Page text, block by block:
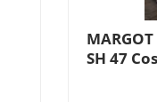
SH 47